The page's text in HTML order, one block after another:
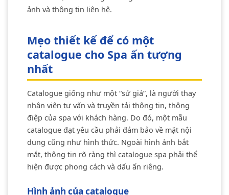
ảnh và thông tin liên hệ.
Mẹo thiết kế để có một
catalogue cho Spa ấn tượng
nhất
Catalogue giống như một “sứ giả”, là người thay
nhân viên tư vấn và truyền tải thông tin, thông
điệp của spa với khách hàng. Do đó, một mẫu
catalogue đạt yêu cầu phải đảm bảo về mặt nội
dung cũng như hình thức. Ngoài hình ảnh bắt
mắt, thông tin rõ ràng thì catalogue spa phải thể
hiện được phong cách và dấu ấn riêng.
Hình ảnh của catalogue